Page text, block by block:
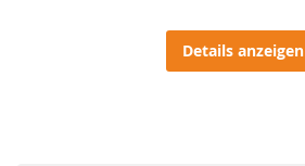
Details anzeigen